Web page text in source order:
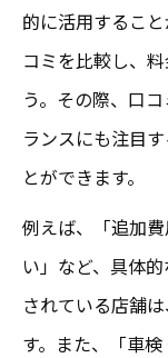
的に活用するこ
コミを比較し、
う。その際、口
ランスにも注目
とができます。
例えば、「追加
い」など、具体
されている店舗
す。また、「車